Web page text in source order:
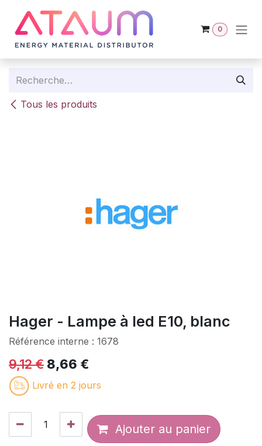
0
Tous les produits
Hager - Lampe à led E10, blanc
Référence interne : 1678
9,12€ 8,66 €
Livré en 2 jours
Ajouter au panier